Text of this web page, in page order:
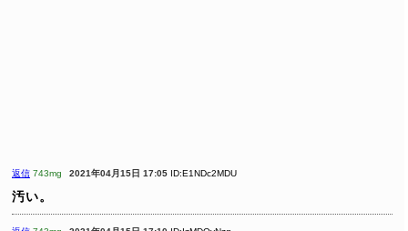
返信 743mg 2021年04月15日 17:05 ID:E1NDc2MDU
汚い。